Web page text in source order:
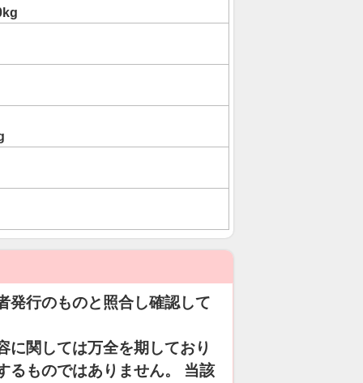
発行のものと照合し確認して
に関しては万全を期しており
るものではありません。 当該